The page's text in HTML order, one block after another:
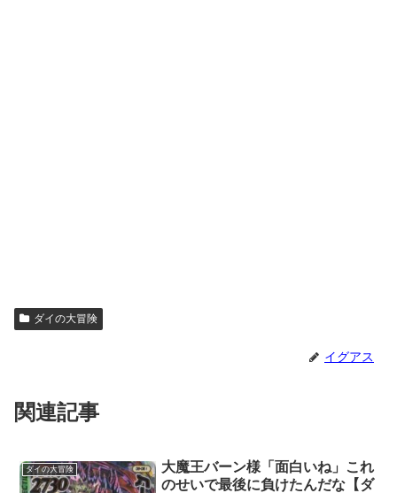
ダイの大冒険
イグアス
関連記事
ダイの大冒険
大魔王バーン様「面白いね」これ
のせいで最後に負けたんだな【ダ